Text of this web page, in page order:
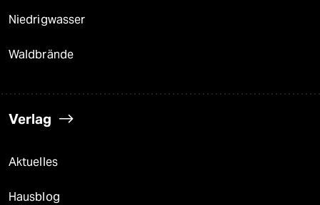
Niedrigwasser
Waldbrände
Verlag
Aktuelles
Hausblog